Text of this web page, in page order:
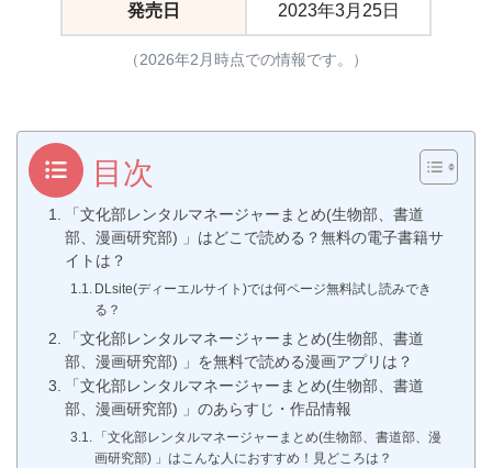
発売日 2023年3月25日
（2026年2月時点での情報です。）
目次
「文化部レンタルマネージャーまとめ(生物部、書道
部、漫画研究部) 」はどこで読める？無料の電子書籍サ
イトは？
DLsite(ディーエルサイト)では何ページ無料試し読みでき
る？
「文化部レンタルマネージャーまとめ(生物部、書道
部、漫画研究部) 」を無料で読める漫画アプリは？
「文化部レンタルマネージャーまとめ(生物部、書道
部、漫画研究部) 」のあらすじ・作品情報
「文化部レンタルマネージャーまとめ(生物部、書道部、漫
画研究部) 」はこんな人におすすめ！見どころは？